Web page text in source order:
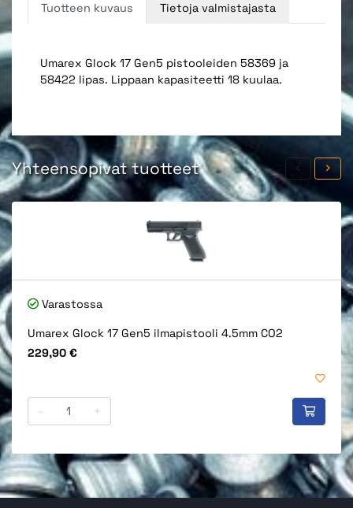
Tuotteen kuvaus Tietoja valmistajasta
Umarex Glock 17 Gen5 pistooleiden 58369 ja
58422 lipas. Lippaan kapasiteetti 18 kuulaa.
Yhteensopivat tuotteet
Varastossa
Umarex Glock 17 Gen5 ilmapistooli 4.5mm CO2
Hinta
229,90 €
- +